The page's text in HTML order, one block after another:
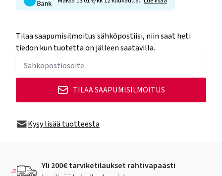
Tilaa saapumisilmoitus sähköpostiisi, niin saat heti
tiedon kun tuotetta on jälleen saatavilla.
TILAA SAAPUMISILMOITUS
Kysy lisää tuotteesta
Yli 200€ tarviketilaukset rahtivapaasti